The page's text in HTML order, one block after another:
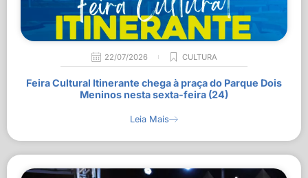
22/07/2026 CULTURA
Feira Cultural Itinerante chega à praça do Parque Dois
Meninos nesta sexta-feira (24)
Leia Mais